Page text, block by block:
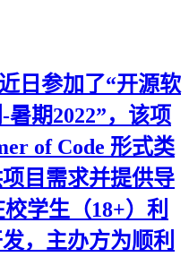
日参加了“开源软
期2022”，该项
of Code 形式类
目需求并提供导
学生（18+）利
，主办方为顺利